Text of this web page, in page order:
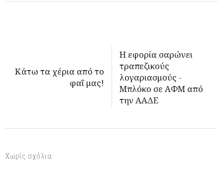
Κάτω τα χέρια από το
φαΐ μας!
Η εφορία σαρώνει
τραπεζικούς
λογαριασμούς -
Μπλόκο σε ΑΦΜ από
την ΑΑΔΕ
Χωρίς σχόλια